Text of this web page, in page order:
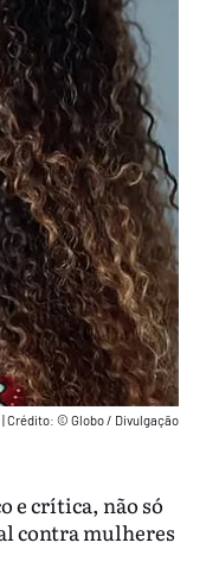
Crédito: © Globo / Divulgação
e crítica, não só
contra mulheres